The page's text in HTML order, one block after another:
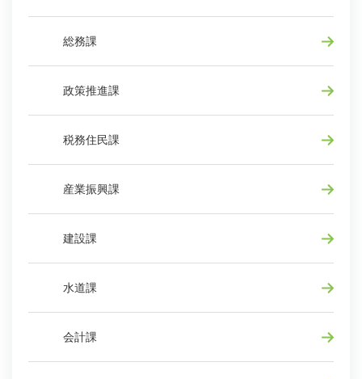
総務課
政策推進課
税務住民課
産業振興課
建設課
水道課
会計課